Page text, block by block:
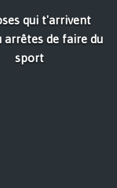
qui t'arrivent
arrêtes de faire du
sport